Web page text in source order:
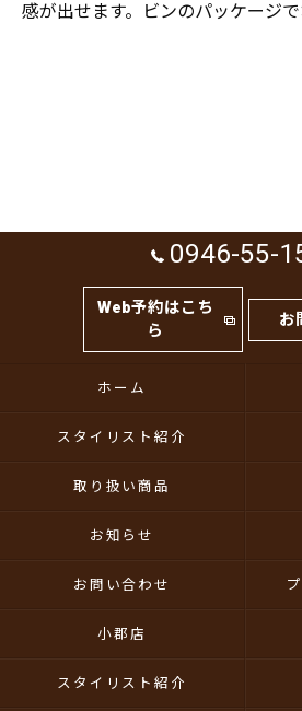
感が出せます。ビンのパッケージ
0946-55-
Web予約はこち
ら
お
ホーム
スタイリスト紹介
取り扱い商品
お知らせ
お問い合わせ
小郡店
スタイリスト紹介